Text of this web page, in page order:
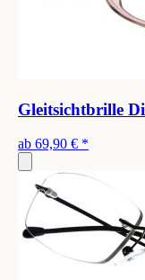
Gleitsichtbrille
ab 69,90 € *